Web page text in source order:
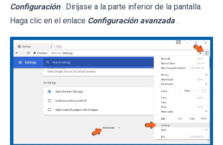
Configuración . Diríjase a la parte inferior de la pantalla.
Haga clic en el enlace Configuración avanzada .